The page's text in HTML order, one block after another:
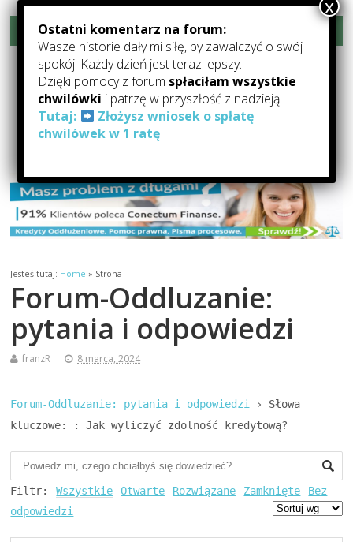
Rozwiń menu
Forum-Oddłużanie.pl –
Pomoc Dla Zadłużonych
Forum Oddłużeniowe: forum o oddłużaniu, pomocy dla zadłużonych,
kredytach i pożyczkach
Jesteś tutaj: Home » Strona
Forum-Oddluzanie:
pytania i odpowiedzi
franzR 8 marca, 2024
Forum-Oddluzanie: pytania i odpowiedzi › Słowa
kluczowe: : Jak wyliczyć zdolność kredytową?
Filtr: Wszystkie Otwarte Rozwiązane Zamknięte
Bez
odpowiedzi
Ostatni komentarz na forum:
Wasze historie dały mi siłę, by zawalczyć o swój
spokój. Każdy dzień jest teraz lepszy.
Dzięki pomocy z forum spłaciłam wszystkie
chwilówki i patrzę w przyszłość z nadzieją.
Tutaj:
Złożysz wniosek o spłatę
chwilówek w 1 ratę